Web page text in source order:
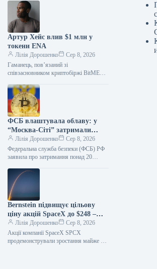
Артур Хейс влив $1 млн у
токени ENA
Лілія Дорошенко
Сер 8, 2026
Гаманець, пов’язаний зі
співзасновником криптобіржі BitMEX
Maelstrom Артуром Хейсом (Arthur
Hayes), придбав 10,9 мільйона токенів
ENA…
ФСБ влаштувала облаву: у
“Москва-Сіті” затримали
співробітників
криптообмінників
Лілія Дорошенко
Сер 8, 2026
Федеральна служба безпеки (ФСБ) РФ
заявила про затримання понад 20
бізнес-центрі «Москва-Сіті». Їх
підозрюють у допомозі шахраям.…
Bernstein підвищує цільову
ціну акцій SpaceX до $248 –
ринок реагує зростанням
Лілія Дорошенко
Сер 8, 2026
Акції компанії SpaceX SPCX
продемонстрували зростання майже на